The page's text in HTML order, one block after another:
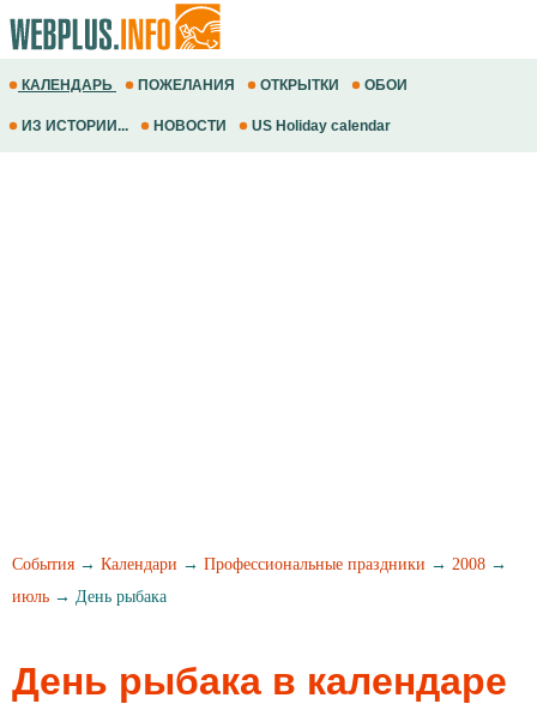
КАЛЕНДАРЬ ПОЖЕЛАНИЯ ОТКРЫТКИ ОБОИ
ИЗ ИСТОРИИ... НОВОСТИ US Holiday calendar
События → Календари → Профессиональные праздники → 2008 →
июль → День рыбака
День рыбака в календаре